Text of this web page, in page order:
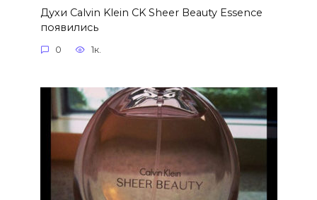
Духи Calvin Klein CK Sheer Beauty Essence
появились
0 1к.